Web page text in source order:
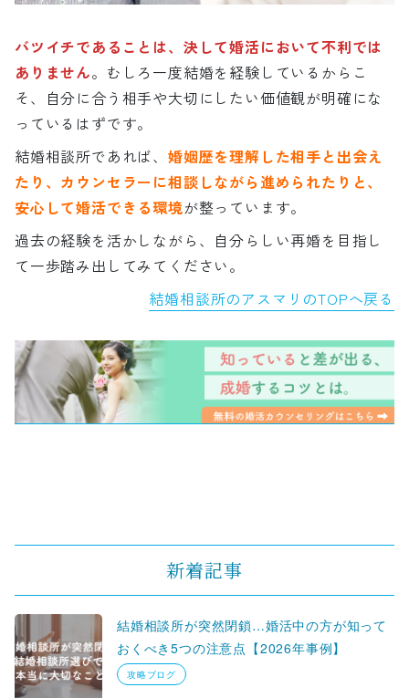
バツイチであることは、決して婚活において不利では
ありません。むしろ一度結婚を経験しているからこ
そ、自分に合う相手や大切にしたい価値観が明確にな
っているはずです。
結婚相談所であれば、 婚姻歴を理解した相手と出会え
たり、カウンセラーに相談しながら進められたりと、
安心して婚活できる環境が整っています。
過去の経験を活かしながら、自分らしい再婚を目指し
て一歩踏み出してみてください。
結婚相談所のアスマリのTOPへ戻る
新着記事
結婚相談所が突然閉鎖…婚活中の方が知って
おくべき5つの注意点【2026年事例】
攻略ブログ